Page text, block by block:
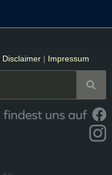
Disclaimer| Impressum